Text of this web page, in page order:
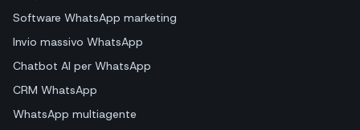
Software WhatsApp marketing
Invio massivo WhatsApp
Chatbot AI per WhatsApp
CRM WhatsApp
WhatsApp multiagente